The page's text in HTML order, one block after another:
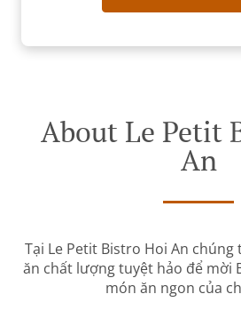
About Le Petit
An
Tại Le Petit Bistro Hoi An
ăn chất lượng tuyệt hảo để mời
món ăn ngon của